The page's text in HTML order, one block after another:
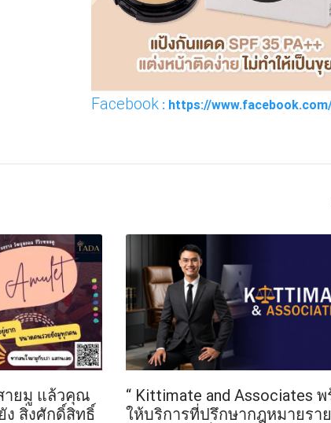
Facebook : https://
ายมู แล้วคุณ
ง สิ่งศักดิ์สิทธิ์
“ Kittimate and Associates
ให้บริการที่ปรึกษากฎหมายรา